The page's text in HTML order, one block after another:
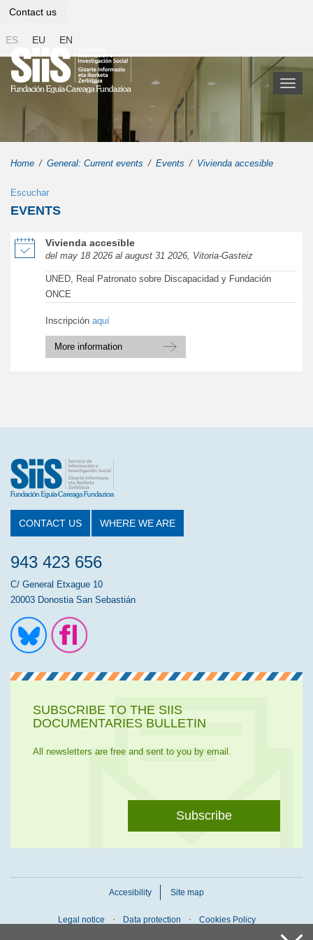
Contact us
ES EU EN
Toggle
Home General: Current events Events Vivienda accesible
Escuchar
EVENTS
Vivienda accesible
del may 18 2026 al august 31 2026, Vitoria-Gasteiz
UNED, Real Patronato sobre Discapacidad y Fundación
ONCE
Inscripción aquí
More information
of Vivienda accesible in new window
CONTACT US WHERE WE ARE
943 423 656
C/ General Etxague 10
20003 Donostia San Sebastián
SUBSCRIBE TO THE SIIS
DOCUMENTARIES BULLETIN
All newsletters are free and sent to you by email.
Subscribe
Accesibility Site map
Legal notice Data protection Cookies Policy